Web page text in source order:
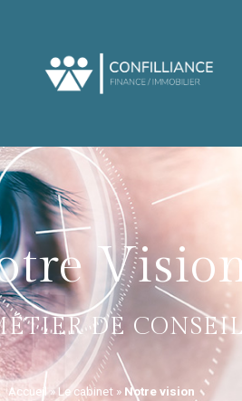
DE
Accueil»Le cabinet » Notre vision